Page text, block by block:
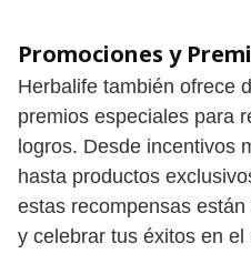
Promociones y
Herbalife también ofrece
premios especiales para
logros. Desde incentivos
hasta productos
estas recompensas
y celebrar tus éxitos en el